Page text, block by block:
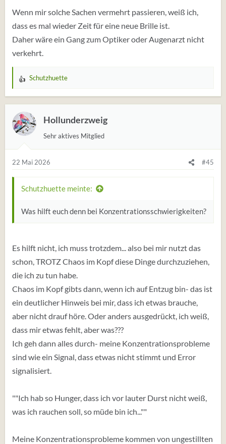
Wenn mir solche Sachen vermehrt passieren, weiß ich,
dass es mal wieder Zeit für eine neue Brille ist.
Daher wäre ein Gang zum Optiker oder Augenarzt nicht
verkehrt.
W
r
t
u
n
e
n
Schutzhuette
Hollunderzweig
Sehr aktives Mitglied
22 Mai 2026 #45
Schutzhuette meinte:
Was hilft euch denn bei Konzentrationsschwierigkeiten?
Es hilft nicht, ich muss trotzdem... also bei mir nutzt das
schon, TROTZ Chaos im Kopf diese Dinge durchzuziehen,
die ich zu tun habe.
Chaos im Kopf gibts dann, wenn ich auf Entzug bin- das ist
ein deutlicher Hinweis bei mir, dass ich etwas brauche,
aber nicht drauf höre. Oder anders ausgedrückt, ich weiß,
dass mir etwas fehlt, aber was???
Ich geh dann alles durch- meine Konzentrationsprobleme
sind wie ein Signal, dass etwas nicht stimmt und Error
signalisiert.
""Ich hab so Hunger, dass ich vor lauter Durst nicht weiß,
was ich rauchen soll, so müde bin ich...""
Meine Konzentrationsprobleme kommen von ungestillten